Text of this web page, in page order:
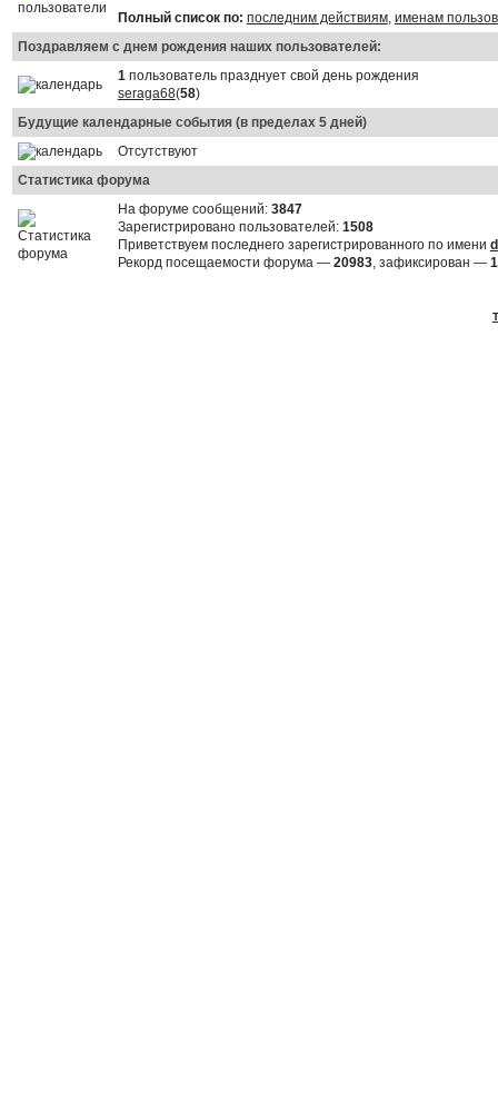
Полный список по: последним действиям, именам
Поздравляем с днем рождения наших пользователей:
1пользователь празднует свой день рождения
seraga68(58)
Будущие календарные события (в пределах 5 дней)
Отсутствуют
Статистика форума
На форуме сообщений: 3847
Зарегистрировано пользователей: 1508
Приветствуем последнего зарегистрированного по имени
Рекорд посещаемости форума — 20983, зафиксирован —